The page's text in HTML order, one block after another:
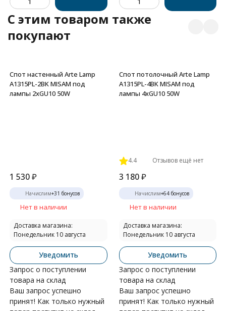
C этим товаром также
покупают
Спот настенный Arte Lamp
A1315PL-2BK MISAM под
лампы 2xGU10 50W
1 530₽
Начислим+31 бонусов
Нет в наличии
Доставка магазина:
Понедельник 10 августа
Уведомить
Запрос о поступлении
товара на склад
Ваш запрос успешно
принят! Как только нужный
Спот потолочный Arte Lamp
A1315PL-4BK MISAM под
лампы 4xGU10 50W
4.4 Отзывов ещё нет
3 180 ₽
Начислим+64бонусов
Нет в наличии
Доставка магазина:
Понедельник 10 августа
Уведомить
Запрос о поступлении
товара на склад
Ваш запрос успешно
принят! Как только нужный